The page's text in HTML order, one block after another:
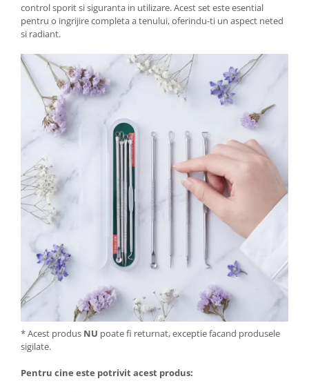
control sporit si siguranta in utilizare. Acest set este esential
pentru o ingrijire completa a tenului, oferindu-ti un aspect neted
si radiant.
* Acest produs NU poate fi returnat, exceptie facand produsele
sigilate.
Pentru cine este potrivit acest produs: